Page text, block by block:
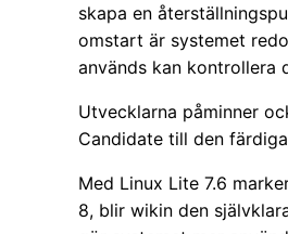
skapa en
omstart är systemet
används kan kontrollera
Utvecklarna påminner
Candidate till den
Med Linux Lite 7.6
8, blir wikin den